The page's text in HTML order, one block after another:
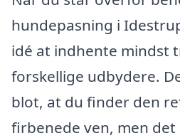
hundepasning i
idé at indhente mindst
forskellige udbydere.
blot, at du finder den
firbenede ven, men det